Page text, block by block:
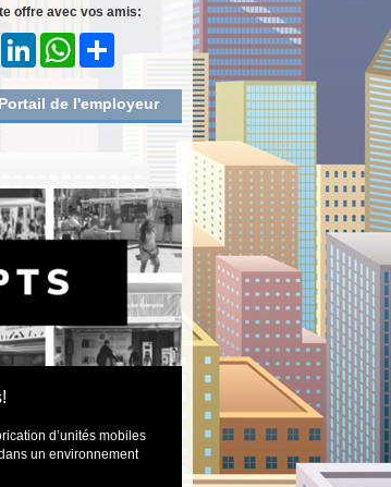
offre avec vos amis:
Twitter LinkedInWhatsApp
Portail de l'employeur
d’unités mobiles
un environnement